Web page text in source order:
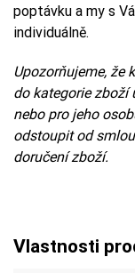
poptávku a my s
individuálně.
Upozorňujeme, že
do kategorie zboží
nebo pro jeho
odstoupit od
doručení zboží.
Vlastnosti